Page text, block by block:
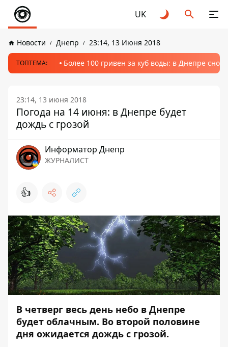
UK
Новости Днепр 23:14, 13 Июня 2018
ТОПТЕМА: Более 100 гривен за куб воды: в Днепре
23:14, 13 июня 2018
Погода на 14 июня: в Днепре будет
дождь с грозой
Информатор Днепр
ЖУРНАЛИСТ
👍
В четверг весь день небо в Днепре
будет облачным. Во второй половине
дня ожидается дождь с грозой.